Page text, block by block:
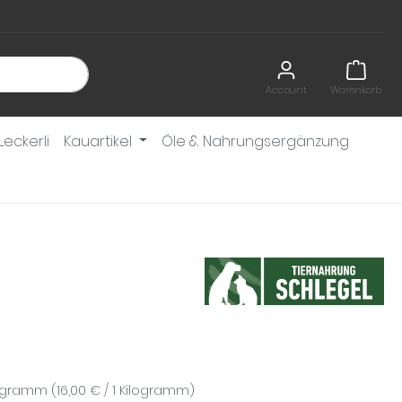
Account Warenkorb
Leckerli Kauartikel
Öle & Nahrungsergänzung
(16,00 € / 1 Kilogramm)